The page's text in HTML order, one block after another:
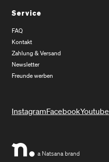
Service
FAQ
Kontakt
Zahlung & Versand
Newsletter
Freunde werben
InstagramFacebookYoutube
a Natsana brand